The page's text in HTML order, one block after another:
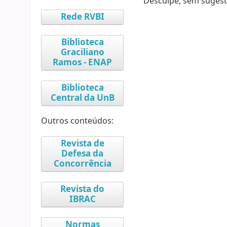
Rede RVBI
Biblioteca
Graciliano
Ramos - ENAP
Biblioteca
Central da UnB
Outros conteúdos:
Revista de
Defesa da
Concorrência
Revista do
IBRAC